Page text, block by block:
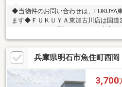
◆当物件のお問い合わせは、FUKUYA
ます◆ＦＵＫＵＹＡ東加古川店は国道
来店お待ちしております。●セキスイ
合責任免責●S=納戸●現況有姿
兵庫県明石市魚住町西
3,700